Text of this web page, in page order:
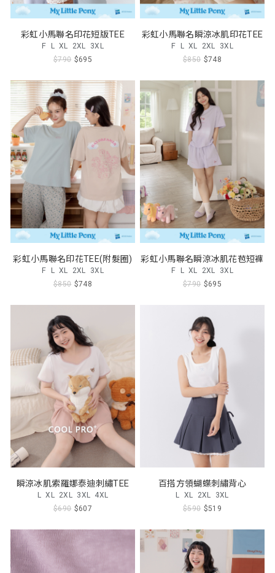
彩虹小馬聯名印花短版TEE
F L XL 2XL 3XL
$790 $695
彩虹小馬聯名瞬涼冰肌印花TEE
F L XL 2XL 3XL
$850 $748
彩虹小馬聯名印花TEE(附髮圈)
F L XL 2XL 3XL
$850 $748
彩虹小馬聯名瞬涼冰肌花苞短褲
F L XL 2XL 3XL
$790 $695
瞬涼冰肌索羅娜泰迪刺繡TEE
L XL 2XL 3XL 4XL
$690 $607
百搭方領蝴蝶刺繡背心
L XL 2XL 3XL
$590 $519